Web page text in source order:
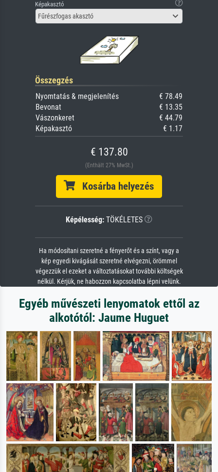
Képakasztó
Fűrészfogas akasztó
Összegzés
Nyomtatás & megjelenítés
€ 78.49
Bevonat
€ 13.35
Vászonkeret
€ 44.79
Képakasztó
€ 1.17
€ 137.80
(Enthält 27% MwSt.)
Kosárba helyezés
Képélesség: TÖKÉLETES
Ha módosítani szeretné a fényerőt és a színt, vagy a
kép egyedi kivágását szeretné elvégezni, örömmel
végezzük el ezeket a változtatásokat további költségek
nélkül. Kérjük, ne habozzon kapcsolatba lépni velünk.
Egyéb művészeti lenyomatok ettől az
alkotótól: Jaume Huguet